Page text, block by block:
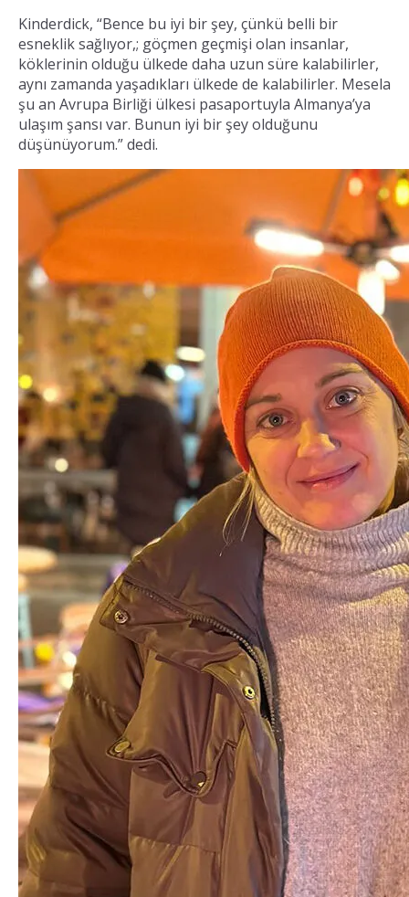
Kinderdick, “Bence bu iyi bir şey, çünkü belli bir
esneklik sağlıyor,; göçmen geçmişi olan insanlar,
köklerinin olduğu ülkede daha uzun süre kalabilirler,
aynı zamanda yaşadıkları ülkede de kalabilirler. Mesela
şu an Avrupa Birliği ülkesi pasaportuyla Almanya’ya
ulaşım şansı var. Bunun iyi bir şey olduğunu
düşünüyorum.” dedi.